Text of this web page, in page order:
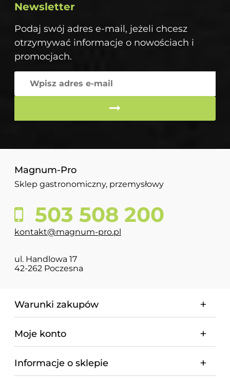
Newsletter
Podaj swój adres e-mail, jeżeli chcesz
otrzymywać informacje o nowościach i
promocjach.
Magnum-Pro
Sklep gastronomiczny, przemysłowy
503 508 200
kontakt@magnum-pro.pl
ul. Handlowa 17
42-262 Poczesna
Warunki zakupów
Moje konto
Informacje o sklepie